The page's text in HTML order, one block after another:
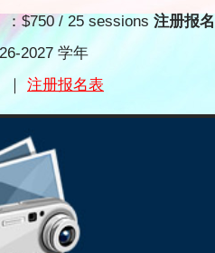
$750 / 25 sessions 注册报名
2027 学年
注册报名表